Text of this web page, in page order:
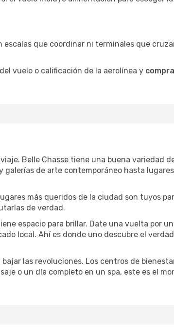
que coordinar ni terminales que
vuelo o calificación de la aerolínea y
Belle Chasse tiene una buena variedad
galerías de arte contemporáneo hasta lugares
más queridos de la ciudad son tuyos
de verdad.
espacio para brillar. Date una vuelta por
local. Ahí es donde uno descubre el
las revoluciones. Los centros de
o un día completo en un spa, este es el